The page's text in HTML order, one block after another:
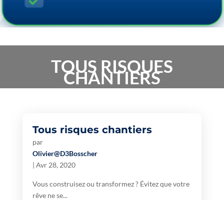
TOUS RISQUES
CHANTIERS
Tous risques chantiers
par
Olivier@D3Bosscher
| Avr 28, 2020
Vous construisez ou transformez ? Évitez que votre
rêve ne se...